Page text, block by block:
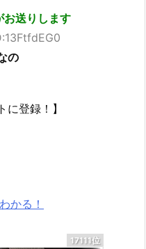
お送りします
の
に登録！】
かる！
17111位